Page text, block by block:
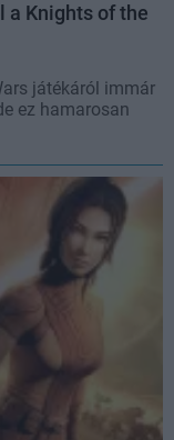
a Knights of the
játékáról immár
ez hamarosan